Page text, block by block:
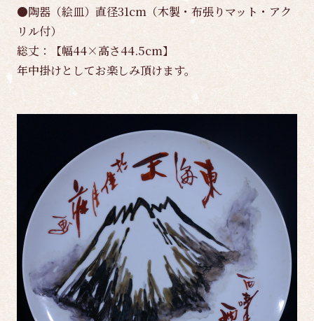
●陶器（絵皿）直径31cm（木製・布張りマット・アク
リル付）
総丈：【幅44×高さ44.5cm】
年中掛けとしてお楽しみ頂けます。